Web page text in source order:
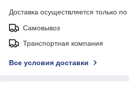
Доставка осуществляется только по
Самовывоз
Транспортная компания
Все условия доставки